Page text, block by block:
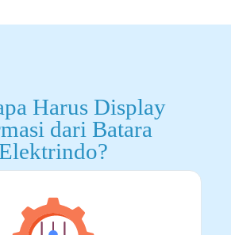
Harus Display
dari Batara